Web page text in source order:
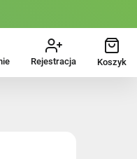
Rejestracja Koszyk